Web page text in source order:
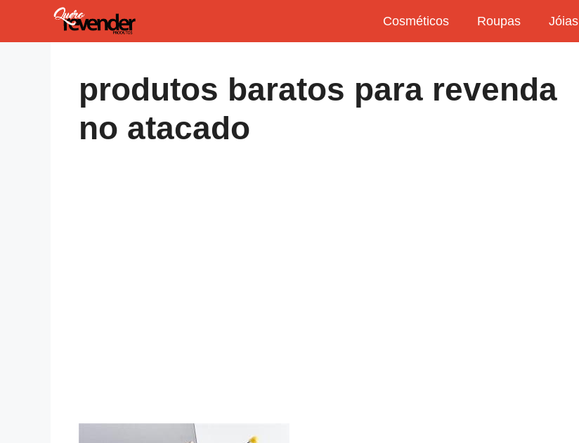
o
Cosméticos Roupas Jóias
produtos baratos para revenda
no atacado